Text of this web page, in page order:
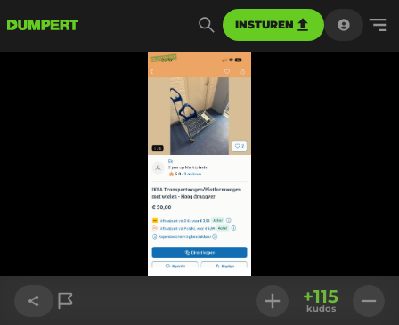
INSTUREN
+115
kudos